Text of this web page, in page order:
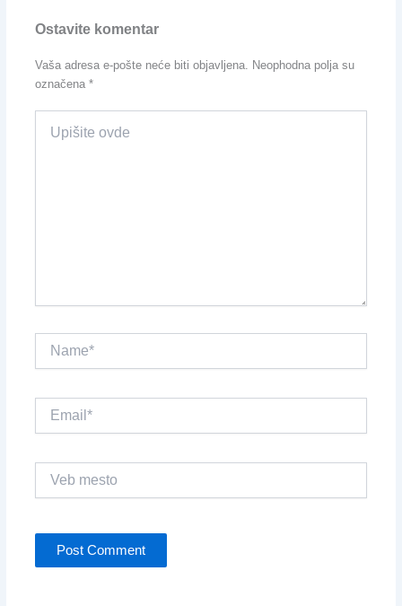
Ostavite komentar
Vaša adresa e-pošte neće biti objavljena. Neophodna polja su
označena *
ovde
Veb
mesto